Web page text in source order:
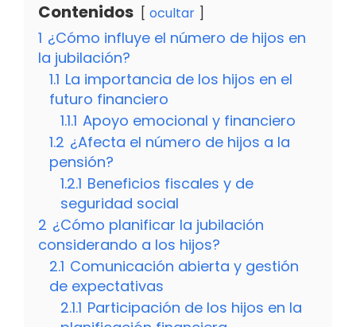
Contenidos ocultar
1 ¿Cómo influye el número de hijos en
la jubilación?
1.1 La importancia de los hijos en el
futuro financiero
1.1.1 Apoyo emocional y financiero
1.2 ¿Afecta el número de hijos a la
pensión?
1.2.1 Beneficios fiscales y de
seguridad social
2 ¿Cómo planificar la jubilación
considerando a los hijos?
2.1 Comunicación abierta y gestión
de expectativas
2.1.1 Participación de los hijos en la